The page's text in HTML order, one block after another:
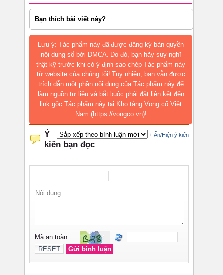
Bạn thích bài viết này?
Lưu ý: Tác phẩm này đã được đăng ký bản quyền
nội dung số bởi DMCA. Do đó, bạn hãy suy nghĩ
thật kỹ trước khi có ý định sao chép Tác phẩm này
từ website của chúng tôi! Tuy nhiên, bạn vẫn được
trích dẫn một phần nội dung của Tác phẩm này để
làm nguồn tư liệu và bắt buộc phải đặt liên kết đến
link gốc Tác phẩm này tại Kho tàng Vọng cổ Việt
Nam (https://vongco.vn)!